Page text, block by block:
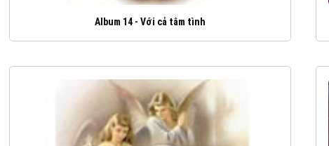
Album 14 - Với cả tâm tình